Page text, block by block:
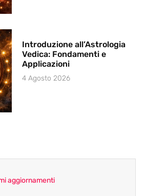
Introduzione all’Astrologia
Vedica: Fondamenti e
Applicazioni
4 Agosto 2026
aggiornamenti